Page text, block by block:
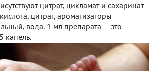
цитрат, цикламат и сахаринат
цитрат, ароматизаторы
вода. 1 мл препарата — это
капель.